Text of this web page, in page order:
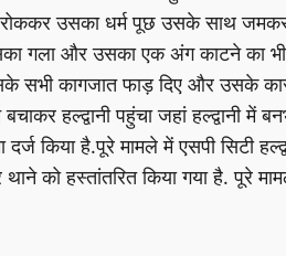
उसका धर्म पूछ उसके साथ जमकर
गला और उसका एक अंग काटने का भी
सभी कागजात फाड़ दिए और उसके
हल्द्वानी पहुंचा जहां हल्द्वानी
किया है.पूरे मामले में एसपी सिटी
को हस्तांतरित किया गया है. पूरे